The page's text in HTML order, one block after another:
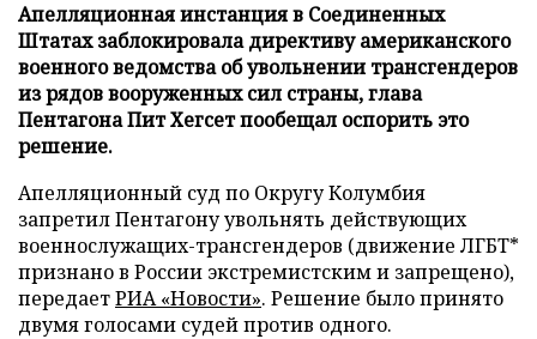
Апелляционная инстанция в Соединенных
Штатах заблокировала директиву американского
военного ведомства об увольнении трансгендеров
из рядов вооруженных сил страны, глава
Пентагона Пит Хегсет пообещал оспорить это
решение.
Апелляционный суд по Округу Колумбия
запретил Пентагону увольнять действующих
военнослужащих-трансгендеров (движение ЛГБТ*
признано в России экстремистским и запрещено),
передаетРИА «Новости». Решение было принято
двумя голосами судей против одного.